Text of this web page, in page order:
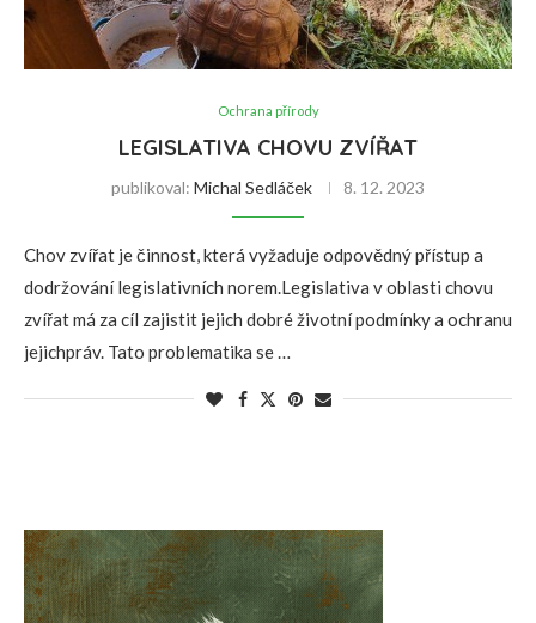
Ochrana přírody
LEGISLATIVA CHOVU ZVÍŘAT
publikoval: Michal Sedláček 8. 12. 2023
Chov zvířat je činnost, která vyžaduje odpovědný přístup a
dodržování legislativních norem.Legislativa v oblasti chovu
zvířat má za cíl zajistit jejich dobré životní podmínky a ochranu
jejichpráv. Tato problematika se …